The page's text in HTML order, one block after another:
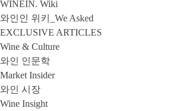
WINEIN. Wiki
와인인 위키_We Asked
EXCLUSIVE ARTICLES
Wine & Culture
와인 인문학
Market Insider
와인 시장
Wine Insight